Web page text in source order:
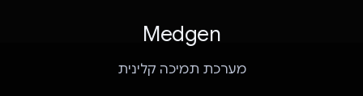
Medgen
מערכת תמיכה קלינית